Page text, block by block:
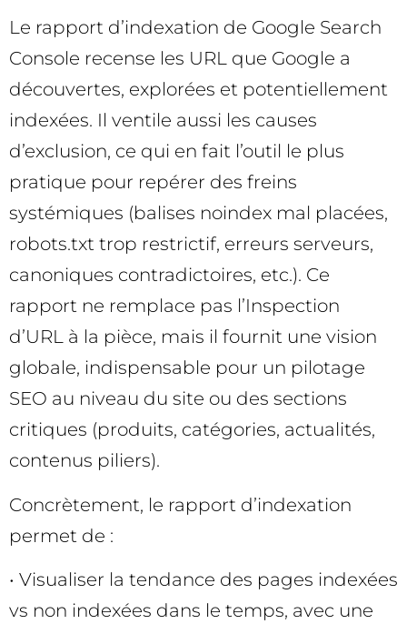
Le rapport d’indexation de Google Search
Console recense les URL que Google a
découvertes, explorées et potentiellement
indexées. Il ventile aussi les causes
d’exclusion, ce qui en fait l’outil le plus
pratique pour repérer des freins
systémiques (balises noindex mal placées,
robots.txt trop restrictif, erreurs serveurs,
canoniques contradictoires, etc.). Ce
rapport ne remplace pas l’Inspection
d’URL à la pièce, mais il fournit une vision
globale, indispensable pour un pilotage
SEO au niveau du site ou des sections
critiques (produits, catégories, actualités,
contenus piliers).
Concrètement, le rapport d’indexation
permet de :
• Visualiser la tendance des pages indexées
vs non indexées dans le temps, avec une